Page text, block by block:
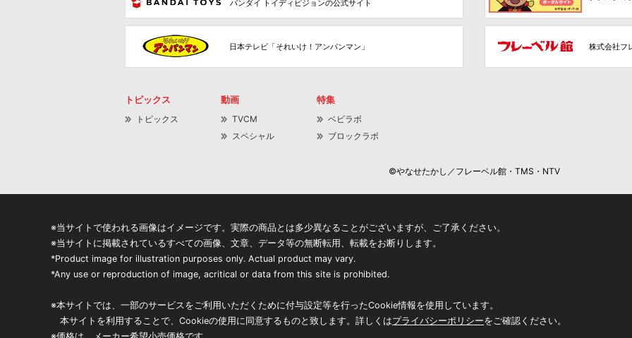
バンダイ トイディビジョンの公式サイト
日本テレビ「それいけ！アンパンマン」 株式会社フ
トピックス
トピックス
動画
TVCM
スペシャル
特集
ベビラボ
ブロックラボ
©やなせたかし／フレーベル館・TMS・NTV
※当サイトで使われる画像はイメージです。実際の商品とは多少異なることがございますが、ご了承ください。
※当サイトに掲載されているすべての画像、文章、データ等の無断転用、転載をお断りします。
*Product image for illustration purposes only. Actual product may vary.
*Any use or reproduction of image, acritical or data from this site is prohibited.
※本サイトでは、一部のサービスをご利用いただくために付与設定等を行ったCookie情報を使用しています。
本サイトを利用することで、Cookieの使用に同意するものと致します。詳しくはプライバシーポリシーをご確認ください。